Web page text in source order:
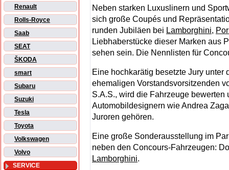
Renault
Rolls-Royce
Saab
SEAT
ŠKODA
smart
Subaru
Suzuki
Tesla
Toyota
Volkswagen
Volvo
SERVICE
Neben starken Luxuslinern und
sich große Coupés und
runden Jubiläen bei Lamborghini,
Liebhaberstücke dieser Marken aus
sehen sein. Die Nennlisten für
Eine hochkarätig besetzte Jury unter
ehemaligen Vorstandsvorsitzenden
S.A.S., wird die Fahrzeuge
Automobildesignern wie Andrea
Juroren gehören.
Eine große Sonderausstellung im
neben den Concours-Fahrzeugen:
Lamborghini.